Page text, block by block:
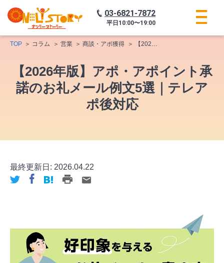
03-6821-7872
平日 10:00〜19:00
TOP コラム 営業 商談・アポ獲得 【2026年版】アポ・アポイント承諾のお礼メール例文5選｜テレアポ後対応
【2026年版】アポ・アポイント承
諾のお礼メール例文5選｜テレア
ポ後対応
最終更新日: 2026.04.22